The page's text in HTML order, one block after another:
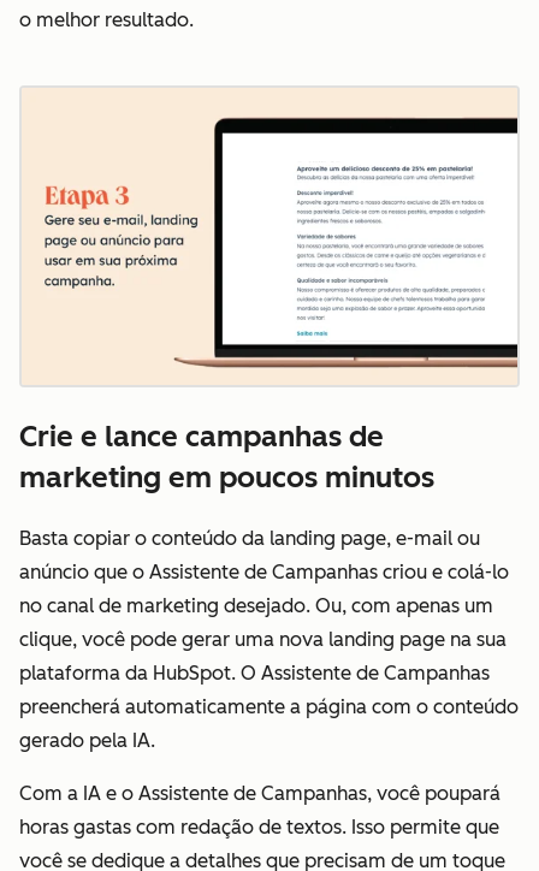
o melhor resultado.
Crie e lance campanhas de
marketing em poucos minutos
Basta copiar o conteúdo da landing page, e-mail ou
anúncio que o Assistente de Campanhas criou e colá-lo
no canal de marketing desejado. Ou, com apenas um
clique, você pode gerar uma nova landing page na sua
plataforma da HubSpot. O Assistente de Campanhas
preencherá automaticamente a página com o conteúdo
gerado pela IA.
Com a IA e o Assistente de Campanhas, você poupará
horas gastas com redação de textos. Isso permite que
você se dedique a detalhes que precisam de um toque